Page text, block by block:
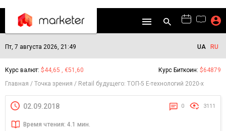
Пт, 7 августа 2026, 21:49 UA RU
Курс валют: $44,65 , €51,60 Курс Биткоин: $64879
Главная
Точка зрения Retail будущего: ТОП-5 Е-технологий 2020-х
02.09.2018 0 3111
Время чтения: 4.1 мин.